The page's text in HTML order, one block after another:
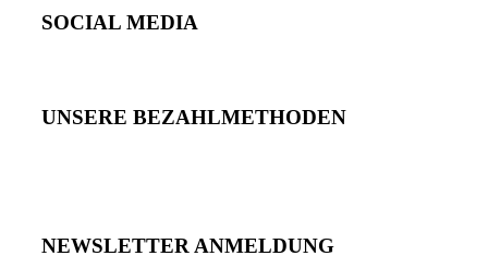
SOCIAL MEDIA
UNSERE BEZAHLMETHODEN
NEWSLETTER ANMELDUNG